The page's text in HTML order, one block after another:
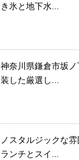
き氷と地下水...
神奈川県鎌倉市坂
装した厳選し...
ノスタルジックな
ランチとスイ...